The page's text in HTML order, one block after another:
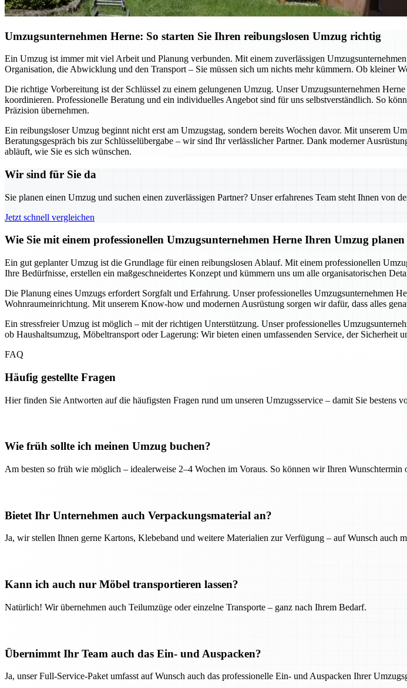
Umzugsunternehmen Herne: So starten Sie Ihren reibungslosen Umzug richtig
Ein Umzug ist immer mit viel Arbeit und Planung verbunden. Mit einem zuverlässigen
Organisation, die Abwicklung und den Transport – Sie müssen sich um nichts mehr kümmern. Ob kleiner
Die richtige Vorbereitung ist der Schlüssel zu einem gelungenen Umzug. Unser Umzugsunternehmen
koordinieren. Professionelle Beratung und ein individuelles Angebot sind für uns selbstverständlich. So
Präzision übernehmen.
Ein reibungsloser Umzug beginnt nicht erst am Umzugstag, sondern bereits Wochen davor. Mit unserem
Beratungsgespräch bis zur Schlüsselübergabe – wir sind Ihr verlässlicher Partner. Dank moderner
abläuft, wie Sie es sich wünschen.
Wir sind für Sie da
Sie planen einen Umzug und suchen einen zuverlässigen Partner? Unser erfahrenes Team steht Ihnen
Jetzt schnell vergleichen
Wie Sie mit einem professionellen Umzugsunternehmen Herne Ihren Umzug planen
Ein gut geplanter Umzug ist die Grundlage für einen reibungslosen Ablauf. Mit einem professionellen
Ihre Bedürfnisse, erstellen ein maßgeschneidertes Konzept und kümmern uns um alle organisatorischen
Die Planung eines Umzugs erfordert Sorgfalt und Erfahrung. Unser professionelles Umzugsunternehmen
Wohnraumeinrichtung. Mit unserem Know-how und modernen Ausrüstung sorgen wir dafür, dass alles
Ein stressfreier Umzug ist möglich – mit der richtigen Unterstützung. Unser professionelles
ob Haushaltsumzug, Möbeltransport oder Lagerung: Wir bieten einen umfassenden Service, der
FAQ
Häufig gestellte Fragen
Hier finden Sie Antworten auf die häufigsten Fragen rund um unseren Umzugsservice – damit Sie bestens
Wie früh sollte ich meinen Umzug buchen?
Am besten so früh wie möglich – idealerweise 2–4 Wochen im Voraus. So können wir Ihren Wunschtermin
Bietet Ihr Unternehmen auch Verpackungsmaterial an?
Ja, wir stellen Ihnen gerne Kartons, Klebeband und weitere Materialien zur Verfügung – auf Wunsch auch
Kann ich auch nur Möbel transportieren lassen?
Natürlich! Wir übernehmen auch Teilumzüge oder einzelne Transporte – ganz nach Ihrem Bedarf.
Übernimmt Ihr Team auch das Ein- und Auspacken?
Ja, unser Full-Service-Paket umfasst auf Wunsch auch das professionelle Ein- und Auspacken Ihrer